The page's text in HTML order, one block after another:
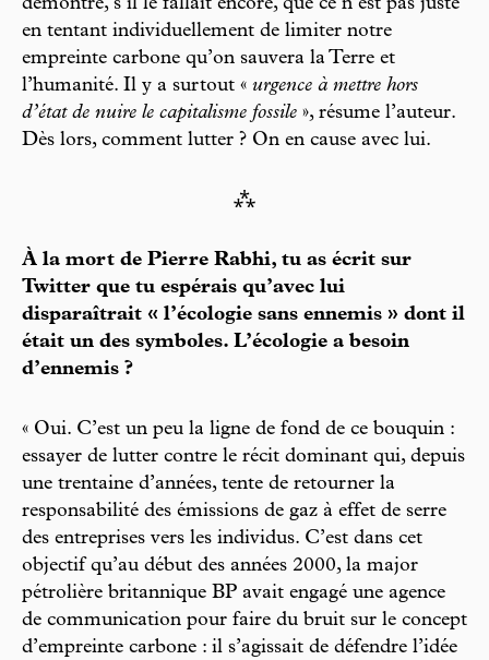
démontre, s’il le fallait encore, que ce n’est pas juste
en tentant individuellement de limiter notre
empreinte carbone qu’on sauvera la Terre et
l’humanité. Il y a surtout « urgence à mettre hors
d’état de nuire le capitalisme fossile », résume l’auteur.
Dès lors, comment lutter ? On en cause avec lui.
⁂
À la mort de Pierre Rabhi, tu as écrit sur
Twitter que tu espérais qu’avec lui
disparaîtrait « l’écologie sans ennemis » dont il
était un des symboles. L’écologie a besoin
d’ennemis ?
« Oui. C’est un peu la ligne de fond de ce bouquin :
essayer de lutter contre le récit dominant qui, depuis
une trentaine d’années, tente de retourner la
responsabilité des émissions de gaz à effet de serre
des entreprises vers les individus. C’est dans cet
objectif qu’au début des années 2000, la major
pétrolière britannique BP avait engagé une agence
de communication pour faire du bruit sur le concept
d’empreinte carbone : il s’agissait de défendre l’idée